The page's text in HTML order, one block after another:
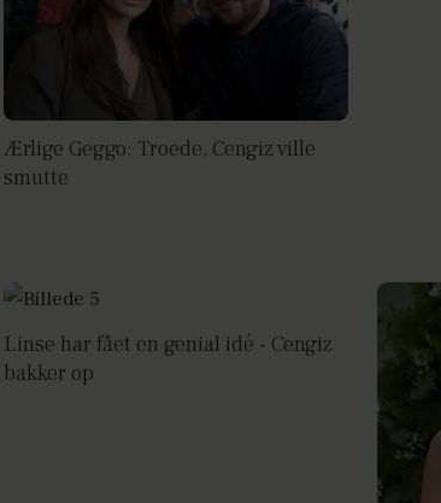
Ærlige Geggo: Troede, Cengiz ville
smutte
Linse har fået en genial idé - Cengiz
bakker op